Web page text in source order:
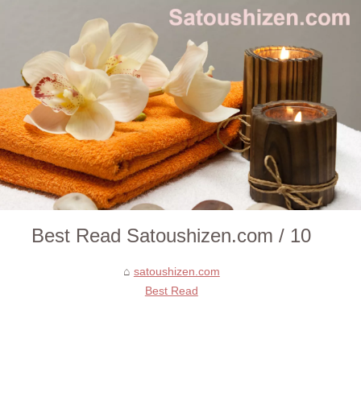
Best Read Satoushizen.com / 10
satoushizen.com
Best Read